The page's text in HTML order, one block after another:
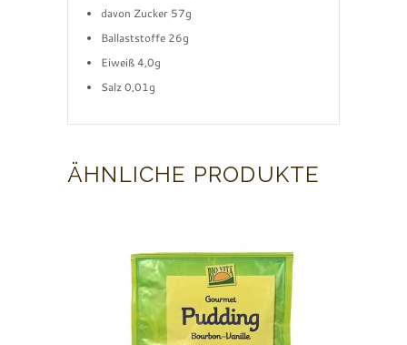
davon Zucker 57g
Ballaststoffe 26g
Eiweiß 4,0g
Salz 0,01g
ÄHNLICHE PRODUKTE